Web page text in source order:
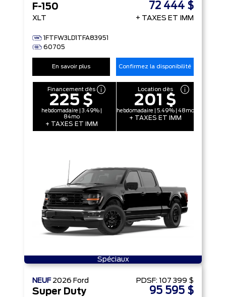
F-150
XLT
1FTFW3LD1TFA83951
60705
72 444 $
+ TAXES ET IMM
En savoir plus Confirmez la disponibilité
Financement dès
225 $
hebdomadaire | 3.49% |
84mo
+ TAXES ET IMM
Location dès
201 $
hebdomadaire | 5.49% | 48mo
+ TAXES ET IMM
Spéciaux
NEUF 2026 Ford
Super Duty
PDSF: 107 399 $
95 595 $